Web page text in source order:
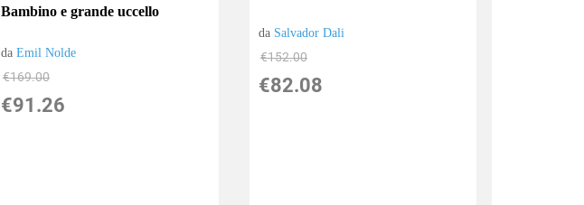
Bambino e grande uccello
daEmil Nolde
€169.00
€91.26
da Salvador Dali
€152.00
€82.08